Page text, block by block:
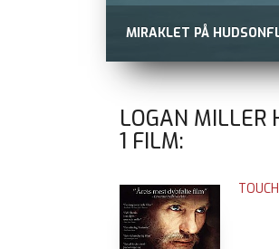
MIRAKLET PÅ
LOGAN MILLER
1 FILM: